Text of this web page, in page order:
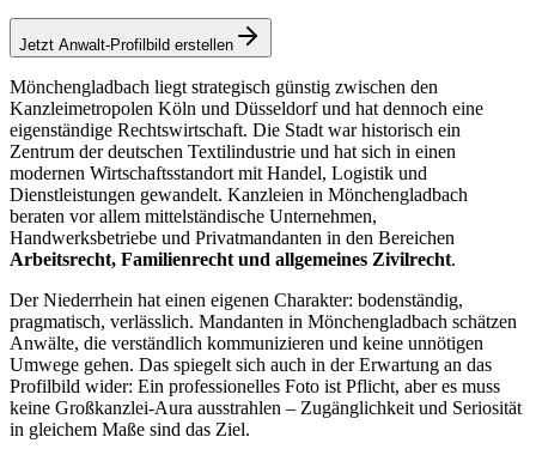
Jetzt Anwalt-Profilbild erstellen
Mönchengladbach liegt strategisch günstig zwischen den
Kanzleimetropolen Köln und Düsseldorf und hat dennoch eine
eigenständige Rechtswirtschaft. Die Stadt war historisch ein
Zentrum der deutschen Textilindustrie und hat sich in einen
modernen Wirtschaftsstandort mit Handel, Logistik und
Dienstleistungen gewandelt. Kanzleien in Mönchengladbach
beraten vor allem mittelständische Unternehmen,
Handwerksbetriebe und Privatmandanten in den Bereichen
Arbeitsrecht, Familienrecht und allgemeines Zivilrecht.
Der Niederrhein hat einen eigenen Charakter: bodenständig,
pragmatisch, verlässlich. Mandanten in Mönchengladbach schätzen
Anwälte, die verständlich kommunizieren und keine unnötigen
Umwege gehen. Das spiegelt sich auch in der Erwartung an das
Profilbild wider: Ein professionelles Foto ist Pflicht, aber es muss
keine Großkanzlei-Aura ausstrahlen – Zugänglichkeit und Seriosität
in gleichem Maße sind das Ziel.